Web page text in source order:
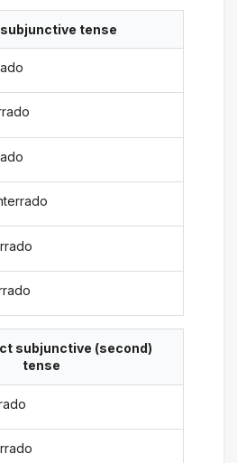
tense
subjunctive (second)
tense